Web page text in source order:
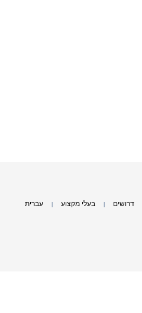
דרושים בעלי מקצוע עברית